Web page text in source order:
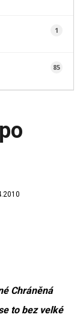
1
85
Chráněná
to bez velké